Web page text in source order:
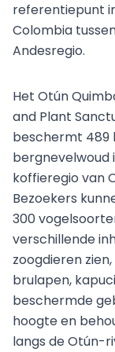
referentiepunt
Colombia
Andesregio.
Het Otún
and Plant
beschermt 489
bergnevelwoud
koffieregio van
Bezoekers
300
verschillende
zoogdieren zien,
brulapen,
beschermde
hoogte en
langs de Otún-